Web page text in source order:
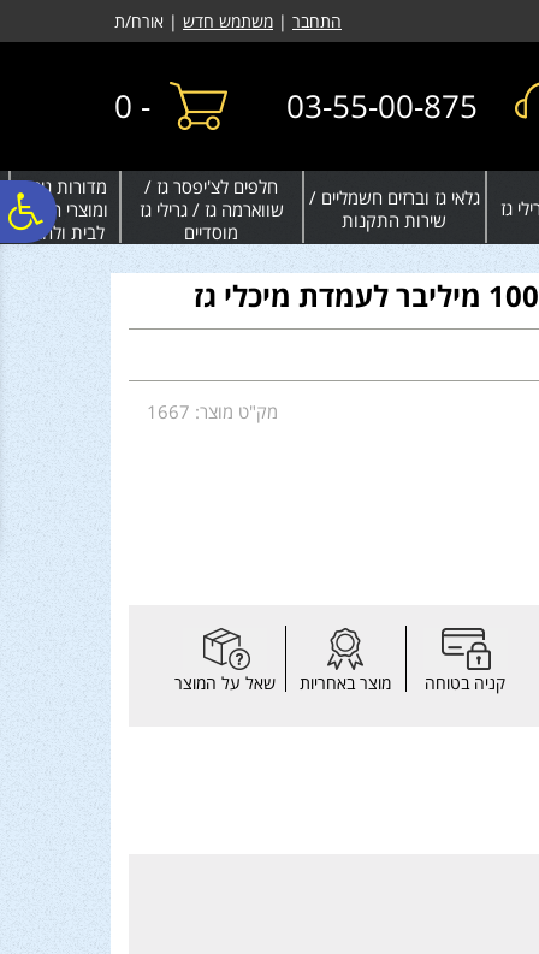
נגישות
אתר
המרכזיהתחבר | משתמש חדש | אורח/ת
03-55-00-875
-
0
גז
גלאי גז וברזים חשמליים /
שירות התקנות
חלפים לצ'יפסר גז /
שווארמה גז / גרילי גז
מוסדיים
מדורות גינה
ומוצרי חימום
לבית ולחצר
מק"ט מוצר: 1667
קניה בטוחה מוצר באחריות שאל על המוצר